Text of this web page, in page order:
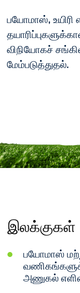
பயோமாஸ், உயிரி
விநியோகச்
மேம்படுத்துதல்.
இலக்குகள்
பயோமாஸ்
அணுகல்